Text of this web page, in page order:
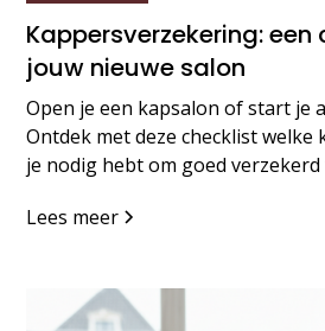
Kappersverzekering:
jouw nieuwe salon
Open je een kapsalon of start je
Ontdek met deze checklist
je nodig hebt om goed verzekerd
Lees meer